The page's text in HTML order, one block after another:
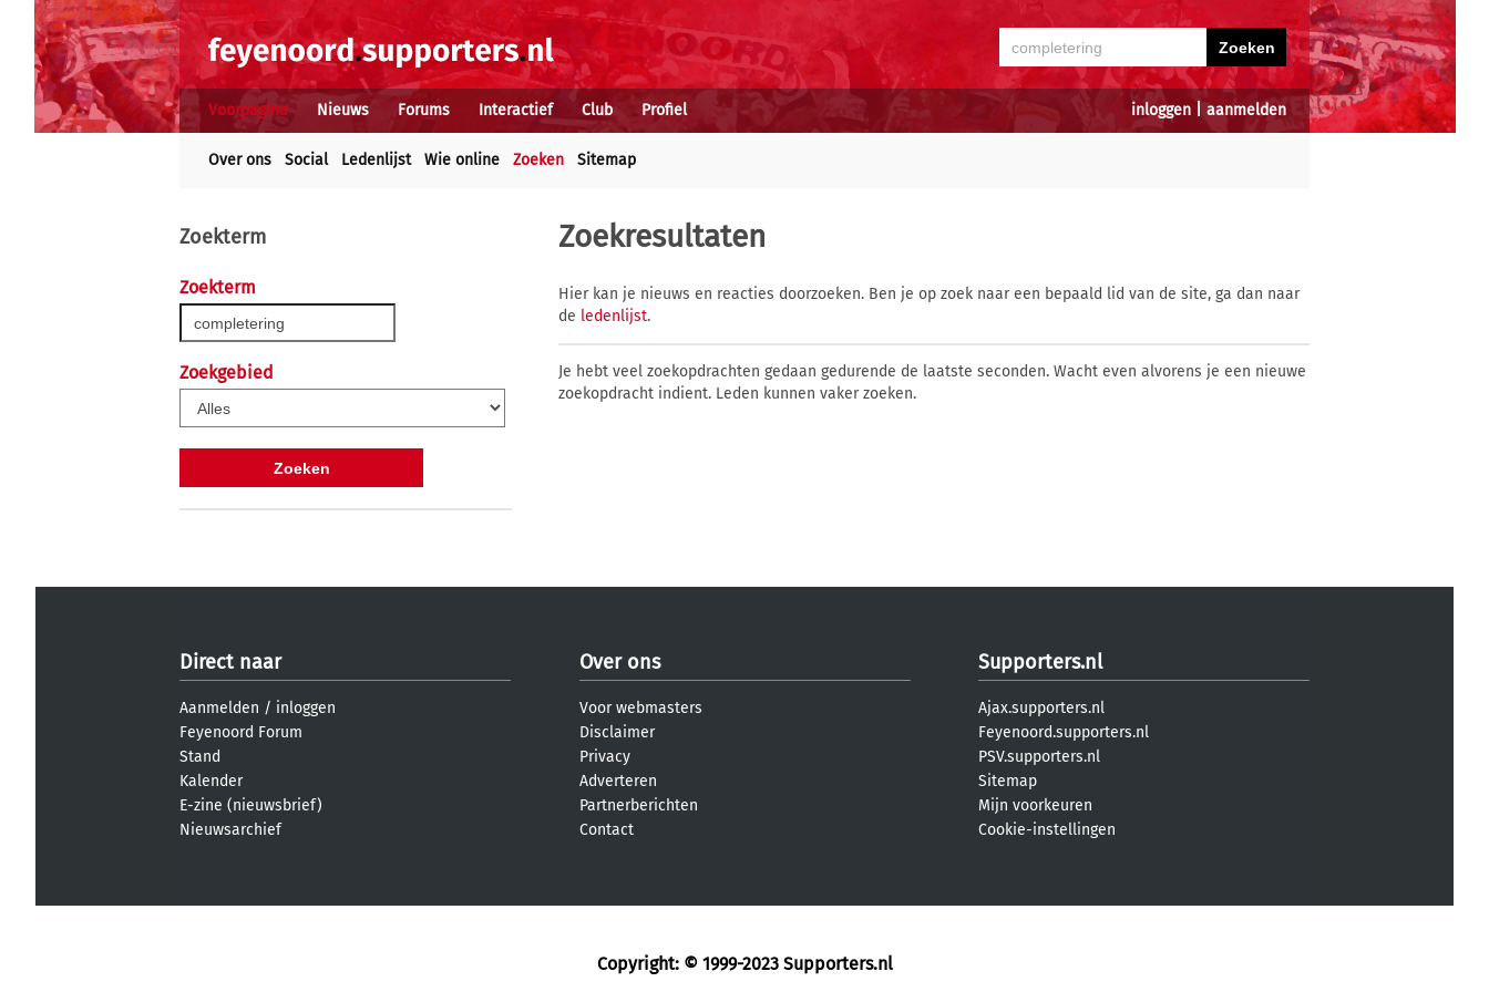
inloggen aanmelden
Voorpagina Nieuws Forums Interactief Club Profiel
Over ons Social Ledenlijst Wie online Zoeken Sitemap
Zoekterm
Zoekterm
Zoekgebied
Zoekresultaten
Hier kan je nieuws en reacties doorzoeken. Ben je op zoek naar een bepaald lid van de site, ga dan naar
de ledenlijst.
Je hebt veel zoekopdrachten gedaan gedurende de laatste seconden. Wacht even alvorens je een nieuwe
zoekopdracht indient. Leden kunnen vaker zoeken.
Direct naar
Aanmelden / inloggen
Feyenoord Forum
Stand
Kalender
E-zine (nieuwsbrief)
Nieuwsarchief
Over ons
Voor webmasters
Disclaimer
Privacy
Adverteren
Partnerberichten
Contact
Supporters.nl
Ajax.supporters.nl
Feyenoord.supporters.nl
PSV.supporters.nl
Sitemap
Mijn voorkeuren
Cookie-instellingen
Copyright: © 1999-2023 Supporters.nl